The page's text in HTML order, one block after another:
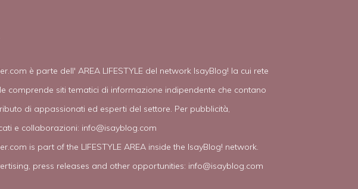
è parte dell' AREA LIFESTYLE del network IsayBlog! la cui rete
comprende siti tematici di informazione indipendente che contano
di appassionati ed esperti del settore. Per pubblicità,
e collaborazioni: info@isayblog.com
is part of the LIFESTYLE AREA inside the IsayBlog! network.
press releases and other opportunities: info@isayblog.com